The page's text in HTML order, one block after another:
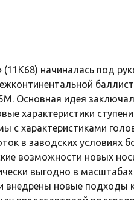
начиналась под
Основная идея
характеристики
с характеристиками
в заводских условиях
возможности новых
выгодно в
внедрены новые подходы